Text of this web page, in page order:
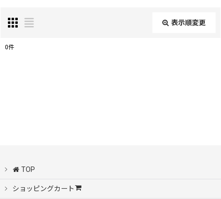
表示順変更
0件
TOP
ショッピングカート